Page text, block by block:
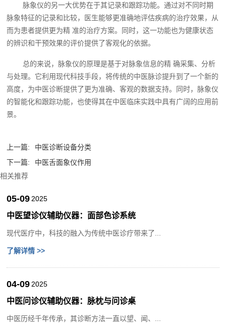
脉象仪的另一大优势在于其记录和跟踪功能。通过对不同时期
脉象特征的记录和比较，医生能够更准确地评估疾病的治疗效果，从
而为患者提供更为精 准的治疗方案。同时，这一功能也为健康状态
的辨识和干预效果的评价提供了客观化的依据。
总的来说，脉象仪的原理是基于对脉象信息的精 确采集、分析
与处理。它利用现代科技手段，将传统的中医脉诊提升到了一个新的
高度，为中医诊断提供了更为准确、客观的数据支持。同时，脉象仪
的智能化和跟踪功能，也使得其在中医临床实践中具有广阔的应用前
景。‍
上一篇:
中医诊断设备分类
下一篇:
中医舌面象仪作用
相关推荐
05-09 2025
中医望诊仪辅助仪器：面部色诊系统
现代医疗中，科技的融入为传统中医诊疗带来了...
了解详情 >>
04-09 2025
中医问诊仪辅助仪器：脉枕与问诊桌
中医历经千年传承，其诊断方法一直以望、闻、...